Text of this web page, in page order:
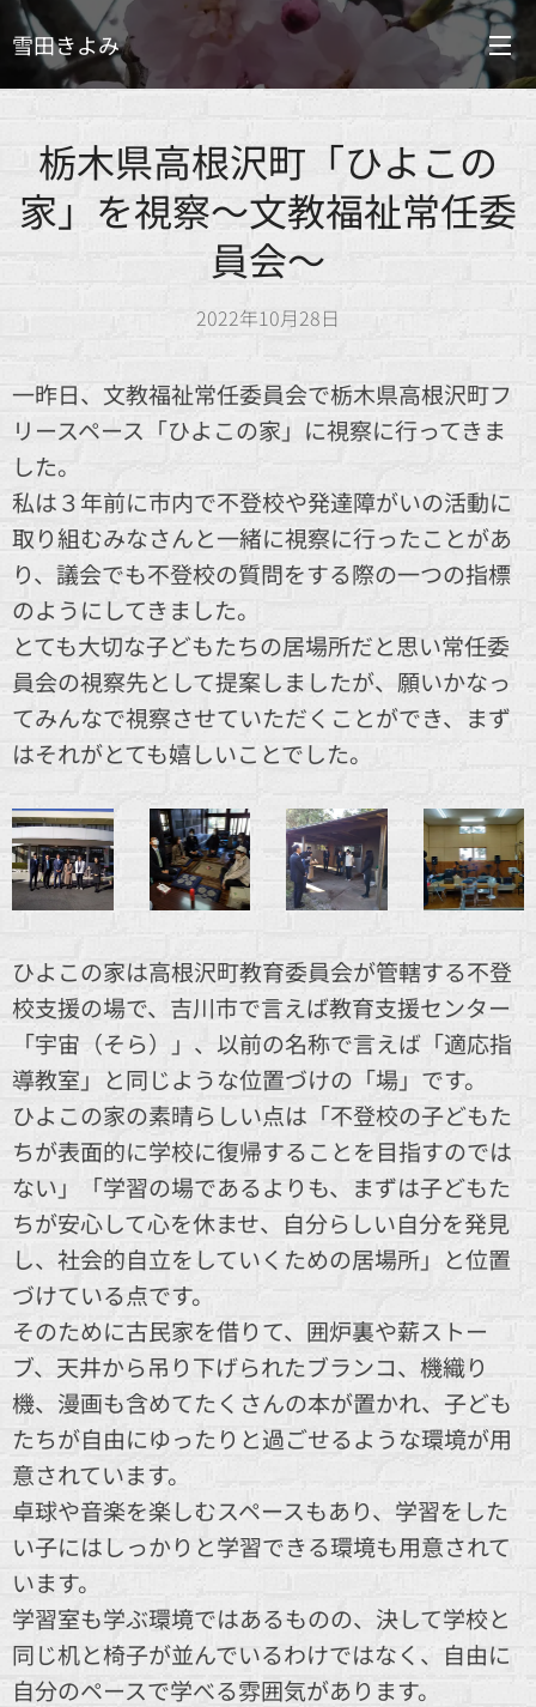
雪田きよみ
栃木県高根沢町「ひよこの
家」を視察～文教福祉常任委
員会～
2022年10月28日
一昨日、文教福祉常任委員会で栃木県高根沢町フ
リースペース「ひよこの家」に視察に行ってきま
した。
私は３年前に市内で不登校や発達障がいの活動に
取り組むみなさんと一緒に視察に行ったことがあ
り、議会でも不登校の質問をする際の一つの指標
のようにしてきました。
とても大切な子どもたちの居場所だと思い常任委
員会の視察先として提案しましたが、願いかなっ
てみんなで視察させていただくことができ、まず
はそれがとても嬉しいことでした。
ひよこの家は高根沢町教育委員会が管轄する不登
校支援の場で、吉川市で言えば教育支援センター
「宇宙（そら）」、以前の名称で言えば「適応指
導教室」と同じような位置づけの「場」です。
ひよこの家の素晴らしい点は「不登校の子どもた
ちが表面的に学校に復帰することを目指すのでは
ない」「学習の場であるよりも、まずは子どもた
ちが安心して心を休ませ、自分らしい自分を発見
し、社会的自立をしていくための居場所」と位置
づけている点です。
そのために古民家を借りて、囲炉裏や薪ストー
ブ、天井から吊り下げられたブランコ、機織り
機、漫画も含めてたくさんの本が置かれ、子ども
たちが自由にゆったりと過ごせるような環境が用
意されています。
卓球や音楽を楽しむスペースもあり、学習をした
い子にはしっかりと学習できる環境も用意されて
います。
学習室も学ぶ環境ではあるものの、決して学校と
同じ机と椅子が並んでいるわけではなく、自由に
自分のペースで学べる雰囲気があります。